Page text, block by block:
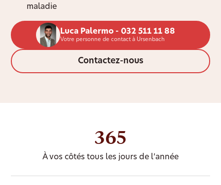
maladie
Luca Palermo - 032 511 11 88
Votre personne de contact à Ursenbach
Contactez-nous
365
À vos côtés tous les jours de l’année